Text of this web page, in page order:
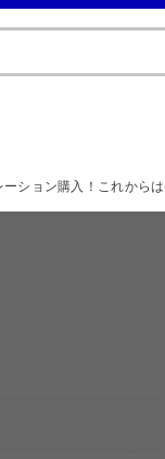
ション購入！これから